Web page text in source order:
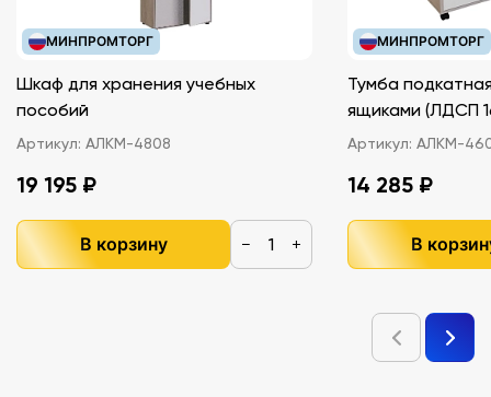
МИНПРОМТОРГ
Шкаф для хранения учебных
пособий
Артикул: АЛКМ-4808
19 195 ₽
В корзину − +
МИНПРОМТОРГ
Тумба
ящиками
Артикул: АЛКМ-
14 285 ₽
В